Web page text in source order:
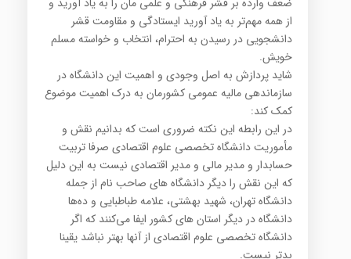
از همه مهم‌تر به یاد آورید ایستادگی و مقاومت قشر
دانشجویی در رسیدن به احترام، انتخاب و خواسته مسلم
خویش.
شاید پردازش به اصل وجودی و اهمیت این دانشگاه در
سازماندهی مالیه عمومی کشورمان به درک اهمیت موضوع
کمک کند:
در این رابطه این نکته ضروری است که بدانیم نقش و
مأموریت دانشگاه تخصصی علوم اقتصادی صرفا تربیت
حسابدار و مدیر مالی و مدیر اقتصادی نیست به این دلیل
که این نقش را دیگر دانشگاه های صاحب نام از جمله
دانشگاه تهران، شهید بهشتی، علامه طباطبایی و ده‌ها
دانشگاه در دیگر استان های کشور ایفا می‌کنند که اگر
دانشگاه تخصصی علوم اقتصادی از آنها بهتر نباشد یقینا
بدتر نیست.